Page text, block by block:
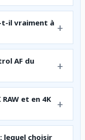
t-il vraiment à
AF du
et en 4K
: lequel choisir